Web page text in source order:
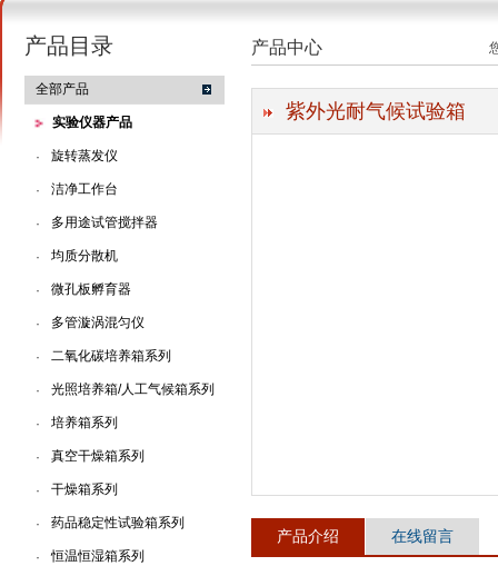
产品目录
全部产品
实验仪器产品
· 旋转蒸发仪
· 洁净工作台
· 多用途试管搅拌器
· 均质分散机
· 微孔板孵育器
· 多管漩涡混匀仪
· 二氧化碳培养箱系列
· 光照培养箱/人工气候箱系列
· 培养箱系列
· 真空干燥箱系列
· 干燥箱系列
· 药品稳定性试验箱系列
· 恒温恒湿箱系列
产品中心
紫外光耐气候试验箱
产品介绍 在线留言